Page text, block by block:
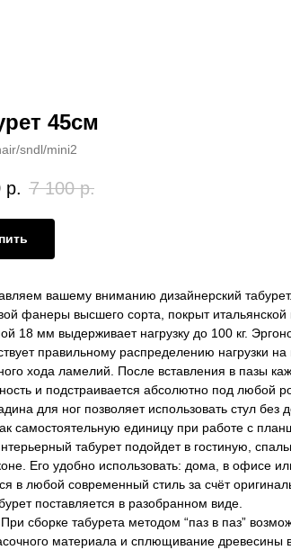
45см
sndl/mini2
р. 7 100 р.
вашему вниманию дизайнерский
фанеры высшего сорта, покрыт
18 мм выдерживает нагрузку до 100 кг.
правильному распределению нагрузки на
хода ламелий. После вставления в пазы
и подстраивается абсолютно под любой
для ног позволяет использовать стул
самостоятельную единицу при работе с
табурет подойдет в гостиную,
Его удобно использовать: дома, в офисе
в любой современный стиль за счёт
поставляется в разобранном виде.
сборке табурета методом “паз в паз”
материала и сплющивание древесины